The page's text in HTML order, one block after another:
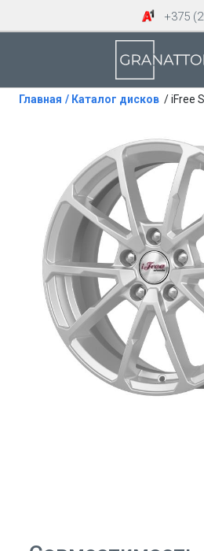
+375
Главная / Каталог дисков / iFree